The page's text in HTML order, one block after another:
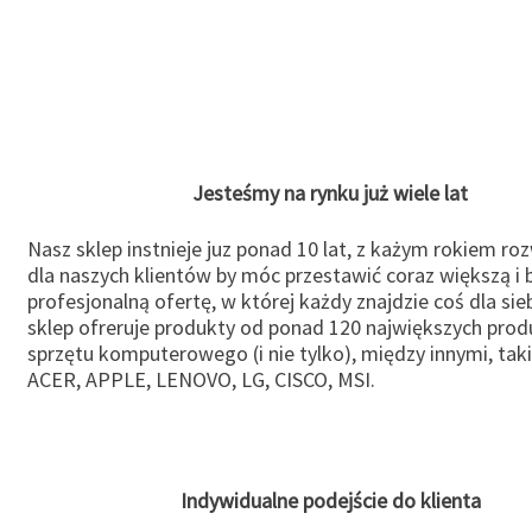
Jesteśmy na rynku już wiele lat
Nasz sklep instnieje juz ponad 10 lat, z każym rokiem
dla naszych klientów by móc przestawić coraz większą i
profesjonalną ofertę, w której każdy znajdzie coś dla
sklep ofreruje produkty od ponad 120 największych
sprzętu komputerowego (i nie tylko), między innymi,
ACER, APPLE, LENOVO, LG, CISCO, MSI.
Indywidualne podejście do klienta